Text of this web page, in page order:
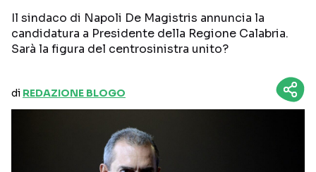
Il sindaco di Napoli De Magistris annuncia la
candidatura a Presidente della Regione Calabria.
Sarà la figura del centrosinistra unito?
di REDAZIONE BLOGO